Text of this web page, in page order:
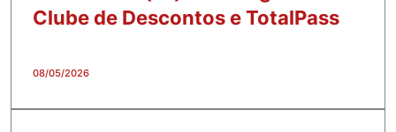
Clube de Descontos e TotalPass
08/05/2026